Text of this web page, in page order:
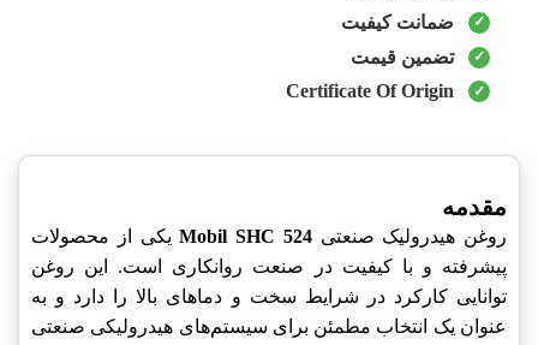
ضمانت کیفیت
تضمین قیمت
Certificate Of Origin
مقدمه
روغن هیدرولیک صنعتیMobil SHC 524یکی از محصولات
پیشرفته و با کیفیت در صنعت روانکاری است. این روغن
توانایی کارکرد در شرایط سخت و دماهای بالا را دارد و به
عنوان یک انتخاب مطمئن برای سیستم‌های هیدرولیکی صنعتی